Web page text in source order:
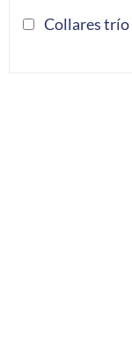
Collares trío